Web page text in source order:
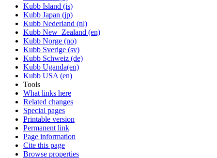
Kubb Island (is)
Kubb Japan (jp)
Kubb Nederland (nl)
Kubb New_Zealand (en)
Kubb Norge (no)
Kubb Sverige (sv)
Kubb Schweiz (de)
Kubb Uganda(en)
Kubb USA (en)
Tools
What links here
Related changes
Special pages
Printable version
Permanent link
Page information
Cite this page
Browse properties